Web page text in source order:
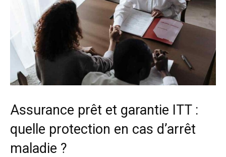
Assurance prêt et garantie ITT :
quelle protection en cas d’arrêt
maladie ?